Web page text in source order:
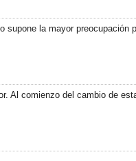
la mayor preocupación
Al comienzo del cambio de